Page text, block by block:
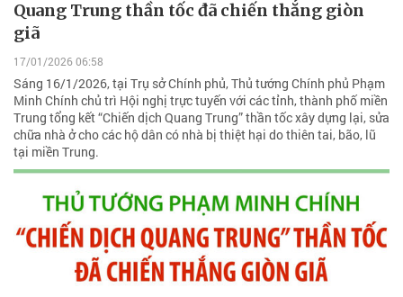
Quang Trung thần tốc đã chiến thắng giòn
giã
17/01/2026 06:58
Sáng 16/1/2026, tại Trụ sở Chính phủ, Thủ tướng Chính phủ Phạm
Minh Chính chủ trì Hội nghị trực tuyến với các tỉnh, thành phố miền
Trung tổng kết “Chiến dịch Quang Trung” thần tốc xây dựng lại, sửa
chữa nhà ở cho các hộ dân có nhà bị thiệt hại do thiên tai, bão, lũ
tại miền Trung.